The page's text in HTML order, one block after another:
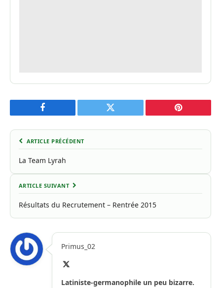
Facebook Twitter Pinterest
ARTICLE PRÉCÉDENT
La Team Lyrah
ARTICLE SUIVANT
Résultats du Recrutement – Rentrée 2015
Primus_02
X
Latiniste-germanophile un peu bizarre.